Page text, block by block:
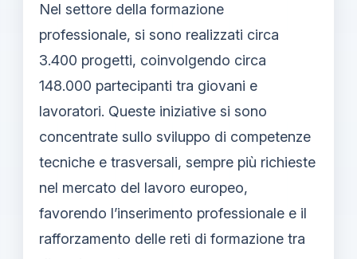
Nel settore della formazione
professionale, si sono realizzati circa
3.400 progetti, coinvolgendo circa
148.000 partecipanti tra giovani e
lavoratori. Queste iniziative si sono
concentrate sullo sviluppo di competenze
tecniche e trasversali, sempre più richieste
nel mercato del lavoro europeo,
favorendo l’inserimento professionale e il
rafforzamento delle reti di formazione tra